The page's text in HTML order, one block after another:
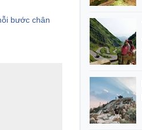
bước chân